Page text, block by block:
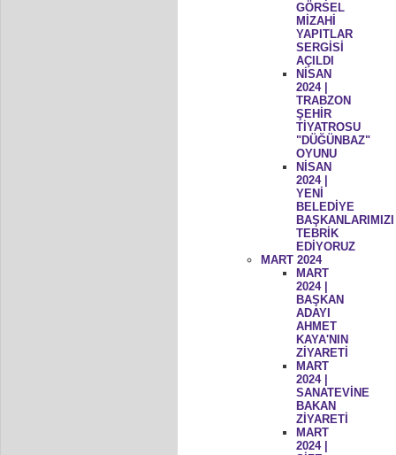
GÖRSEL
MİZAHİ
YAPITLAR
SERGİSİ
AÇILDI
NİSAN
2024 |
TRABZON
ŞEHİR
TİYATROSU
"DÜĞÜNBAZ"
OYUNU
NİSAN
2024 |
YENİ
BELEDİYE
BAŞKANLARIMIZI
TEBRİK
EDİYORUZ
MART 2024
MART
2024 |
BAŞKAN
ADAYI
AHMET
KAYA'NIN
ZİYARETİ
MART
2024 |
SANATEVİNE
BAKAN
ZİYARETİ
MART
2024 |